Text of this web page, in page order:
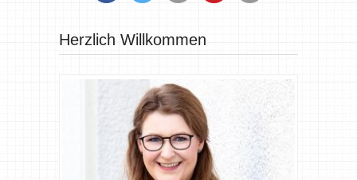
Herzlich Willkommen